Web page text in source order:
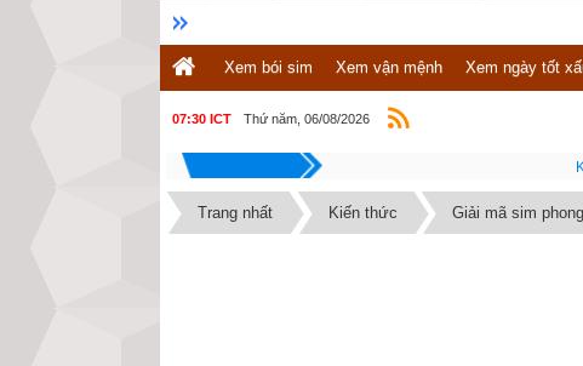
Xem bói sim Xem vận mệnh Xem ngày tốt
07:30 ICT Thứ năm, 06/08/2026
Trang nhất Kiến thức Giải mã sim